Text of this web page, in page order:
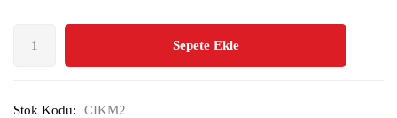
Sepete Ekle
Stok Kodu: CIKM2